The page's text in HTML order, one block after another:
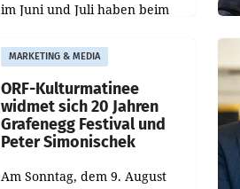
im Juni und Juli haben beim
Getränkehersteller Vöslauer zu
deutlichen Absatzzuwächsen
geführt. Während
MARKETING & MEDIA
ORF-Kulturmatinee
widmet sich 20 Jahren
Grafenegg Festival und
Peter Simonischek
Am Sonntag, dem 9. August